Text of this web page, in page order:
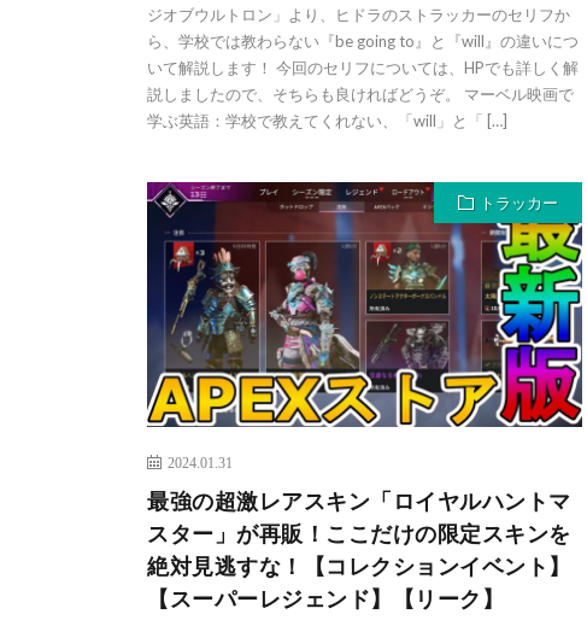
ジオブウルトロン」より、ヒドラのストラッカーのセリフか
ら、学校では教わらない『be going to』と『will』の違いにつ
いて解説します！ 今回のセリフについては、HPでも詳しく解
説しましたので、そちらも良ければどうぞ。 マーベル映画で
学ぶ英語：学校で教えてくれない、「will」と「 […]
トラッカー
2024.01.31
最強の超激レアスキン「ロイヤルハントマ
スター」が再販！ここだけの限定スキンを
絶対見逃すな！【コレクションイベント】
【スーパーレジェンド】【リーク】